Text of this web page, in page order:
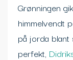
Grønningen
himmelvendt
på jorda blant
perfekt,